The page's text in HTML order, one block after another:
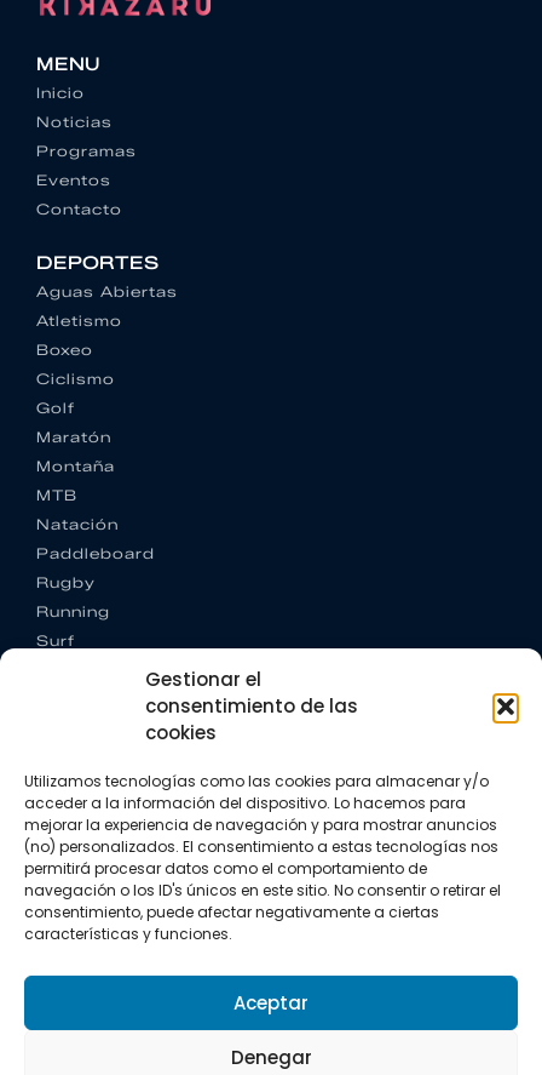
Gestionar el
consentimiento de las
cookies
Utilizamos tecnologías como las cookies para almacenar y/o
acceder a la información del dispositivo. Lo hacemos para
mejorar la experiencia de navegación y para mostrar anuncios
(no) personalizados. El consentimiento a estas tecnologías nos
permitirá procesar datos como el comportamiento de
navegación o los ID's únicos en este sitio. No consentir o retirar el
consentimiento, puede afectar negativamente a ciertas
características y funciones.
Aceptar
Denegar
MENU
Inicio
Noticias
Programas
Eventos
Contacto
DEPORTES
Aguas Abiertas
Atletismo
Boxeo
Ciclismo
Golf
Maratón
Montaña
MTB
Natación
Paddleboard
Rugby
Running
Surf
+34 922 303 191
+34 662 342 177
info@vkssport.com
SÍGUENOS
Política de privacidad